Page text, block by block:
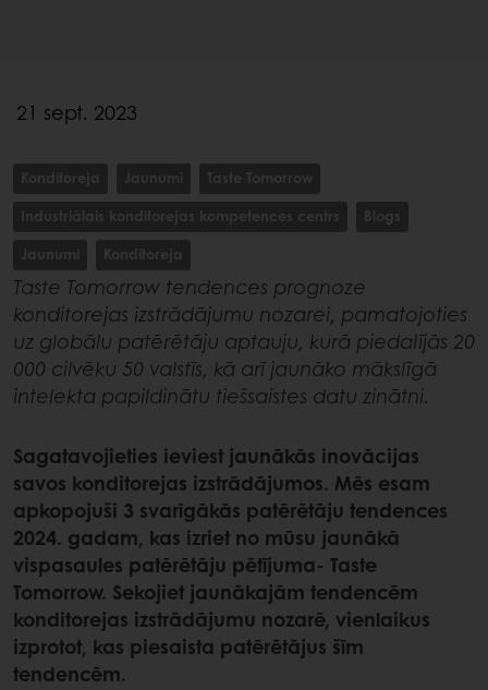
21 sept. 2023
Konditoreja Jaunumi
Taste Tomorrow
Industriālais konditorejas kompetences centrs
Blogs
Jaunumi
Konditoreja
Taste Tomorrow tendences prognoze
konditorejas izstrādājumu nozarei, pamatojoties
uz globālu patērētāju aptauju, kurā piedalījās 20
000 cilvēku 50 valstīs, kā arī jaunāko mākslīgā
intelekta papildinātu tiešsaistes datu zinātni.
Sagatavojieties ieviest jaunākās inovācijas
savos konditorejas izstrādājumos. Mēs esam
apkopojuši 3 svarīgākās patērētāju tendences
2024. gadam, kas izriet no mūsu jaunākā
vispasaules patērētāju pētījuma- Taste
Tomorrow. Sekojiet jaunākajām tendencēm
konditorejas izstrādājumu nozarē, vienlaikus
izprotot, kas piesaista patērētājus šīm
tendencēm.